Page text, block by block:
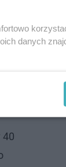
jest
40
danych